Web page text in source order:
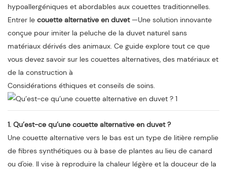
hypoallergéniques et abordables aux couettes traditionnelles.
Entrer le couette alternative en duvet—Une solution innovante
conçue pour imiter la peluche de la duvet naturel sans
matériaux dérivés des animaux. Ce guide explore tout ce que
vous devez savoir sur les couettes alternatives, des matériaux et
de la construction à
Considérations éthiques et conseils de soins.
1. Qu’est-ce qu’une couette alternative en duvet ?
Une couette alternative vers le bas est un type de litière remplie
de fibres synthétiques ou à base de plantes au lieu de canard
ou d'oie. Il vise à reproduire la chaleur légère et la douceur de la